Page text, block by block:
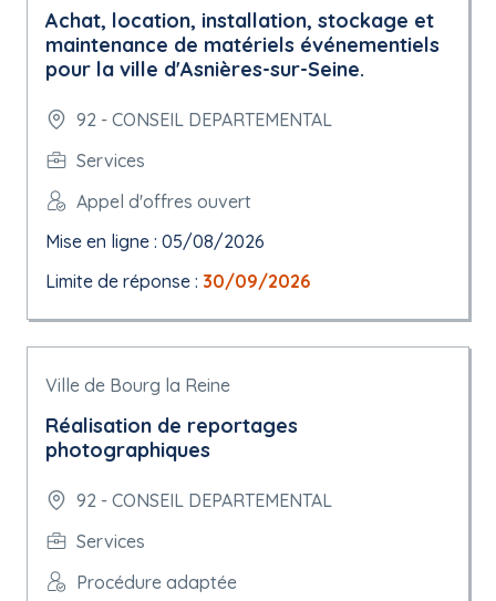
Achat, location, installation, stockage et
maintenance de matériels événementiels
pour la ville d'Asnières-sur-Seine.
92 - CONSEIL DEPARTEMENTAL
Services
Appel d'offres ouvert
Mise en ligne : 05/08/2026
Limite de réponse : 30/09/2026
Ville de Bourg la Reine
Réalisation de reportages
photographiques
92 - CONSEIL DEPARTEMENTAL
Services
Procédure adaptée